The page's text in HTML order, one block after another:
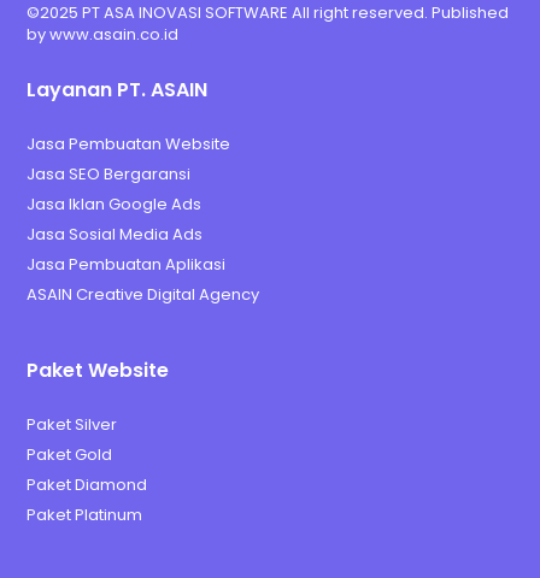
©2025 PT ASA INOVASI SOFTWARE All right reserved. Published
bywww.asain.co.id
Layanan PT. ASAIN
Jasa Pembuatan Website
Jasa SEO Bergaransi
Jasa Iklan Google Ads
Jasa Sosial Media Ads
Jasa Pembuatan Aplikasi
ASAIN Creative Digital Agency
Paket Website
Paket Silver
Paket Gold
Paket Diamond
Paket Platinum